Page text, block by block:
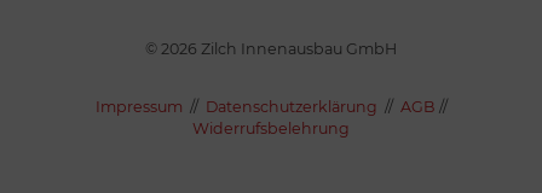
© 2026 Zilch Innenausbau GmbH
Impressum // Datenschutzerklärung // AGB //
Widerrufsbelehrung